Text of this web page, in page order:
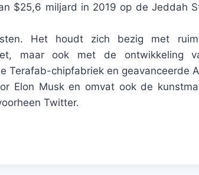
$25,6 miljard in 2019 op de Jeddah
Het houdt zich bezig met
maar ook met de ontwikkeling
Terafab-chipfabriek en geavanceerde
Elon Musk en omvat ook de
Twitter.